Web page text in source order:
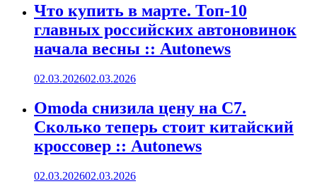
Что купить в марте. Топ-10
главных российских автоновинок
начала весны :: Autonews
02.03.202602.03.2026
Omoda снизила цену на C7.
Сколько теперь стоит китайский
кроссовер :: Autonews
02.03.202602.03.2026